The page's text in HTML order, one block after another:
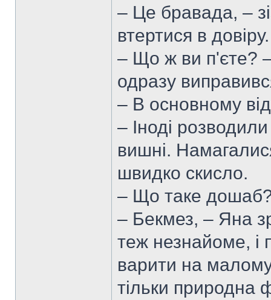
– Це бравада, –
втертися в
– Що ж ви п'єте?
одразу
– В основному
– Іноді
вишні.
швидко скисло.
– Що таке
– Бекмез, – Яна
теж незнайоме, і
варити на малому
тільки природна